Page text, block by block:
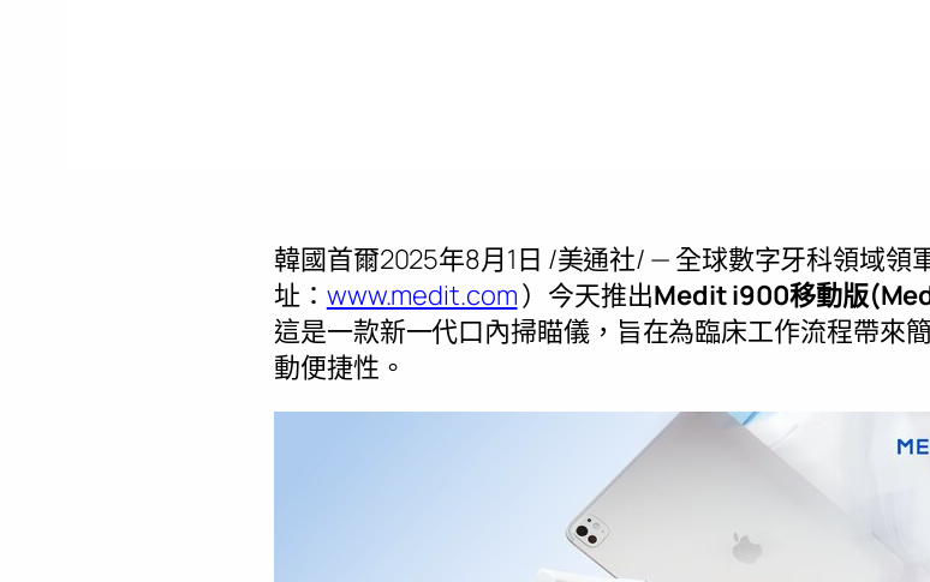
韓國首爾2025年8月1日 /美通社/ — 全球數字牙科領域領
址： www.medit.com）今天推出Medit i900移動版
這是一款新一代口內掃瞄儀，旨在為臨床工作流程帶來
動便捷性。